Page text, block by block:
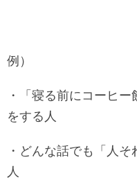
例）
・「寝る前にコーヒ
をする人
・どんな話でも「人
人